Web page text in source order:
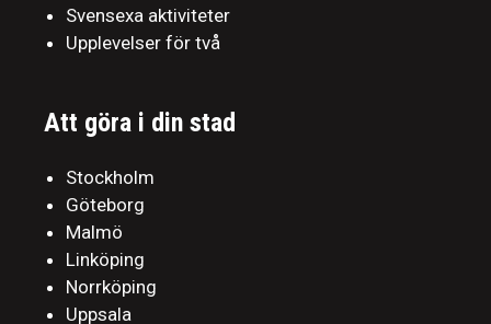
Svensexa aktiviteter
Upplevelser för två
Att göra i din stad
Stockholm
Göteborg
Malmö
Linköping
Norrköping
Uppsala